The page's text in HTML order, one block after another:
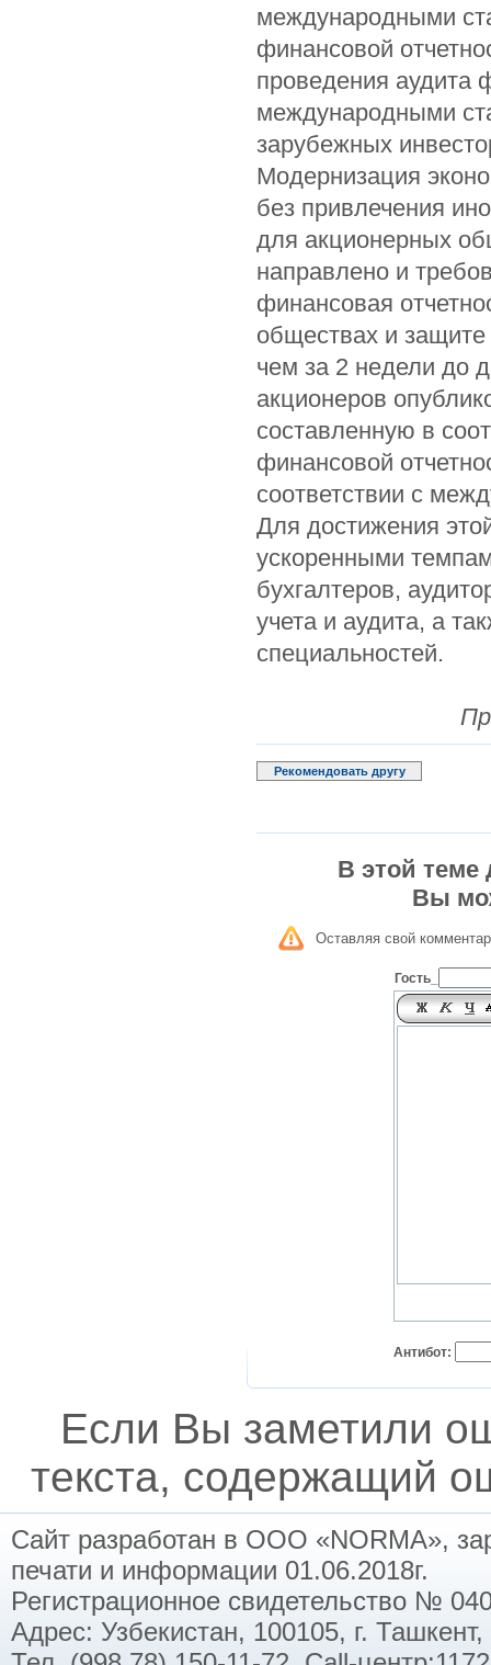
международными
финансовой
проведения аудита
международными
зарубежных
Модернизация
без привлечения
для акционерных
направлено и
финансовая
обществах и
чем за 2 недели до
акционеров
составленную в
финансовой
соответствии с
Для достижения
ускоренными
бухгалтеров,
учета и аудита, а
специальностей.
Рекомендовать другу
В этой теме
Вы
Оставляя свой
Гость_
Антибот:
Если Вы заметили
текста, содержащий
Сайт разработан в ООО «NORMA»,
печати и информации 01.06.2018г.
Регистрационное свидетельство №
Адрес: Узбекистан, 100105, г.